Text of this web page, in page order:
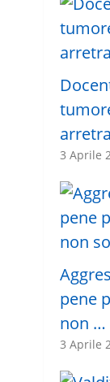
3 Aprile
pene
non …
3 Aprile